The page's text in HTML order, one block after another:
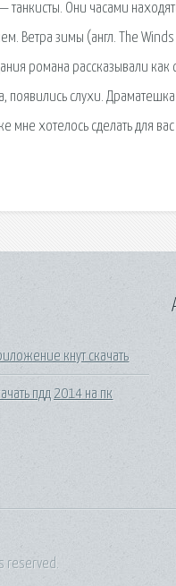
танкисты. Они часами
Ветра зимы (англ. The
романа рассказывали как
появились слухи.
мне хотелось сделать для вас
кнут скачать
пдд 2014 на пк
reserved.